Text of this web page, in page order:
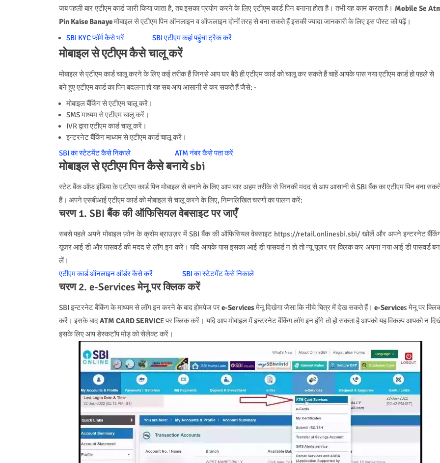
जब पहली बार एटीएम कार्ड जारी किया जाता है, तब इसका प्रयोग करने के लिए एटीएम कार्ड पिन बनाना होता है। तभी यह काम करता है।Mobile Se
Pin Kaise Banayeमोबाइल से एटीएम पिन ऑनलाइन व ऑफलाइन दोनों तरह से बना सकते हैं इसकी ज्यादा जानकारी के लिए इस पोस्ट को पढ़ें।
SBI KYC फॉर्म कैसे भरें
SBI एटीएम कहां पहुंचा ट्रैक करें
मोबाइल से एटीएम कैसे चालू करें
मोबाइल से एटीएम कार्ड चालू करने के लिए कई तरीक हैं जिनसे आप घर बैठे ही एटीएम कार्ड को चालू कर सकते हैं चाहें आपके पास नया एटीएम कार्ड हो पहले से
बने हुए एटीएम कार्ड का पिन बदलना हो यह सब आप आसानी से कर सकते हैं जैसे: -
मोबाइल बैंकिंग से एटीएम चालू करें।
SMS माध्यम से एटीएम चालू करें।
IVR द्वारा एटीएम कार्ड चालू करें।
इन्टरनेट बैंकिंग माध्यम से एटीएम कार्ड चालू करें।
SBI का स्टेटमेंट कैसे निकाले
ATM नंबर कैसे पता करें
मोबाइल से एटीएम पिन कैसे बनाये sbi
स्टेट बैंक ऑफ़ इंडिया के एटीएम कार्ड पिन मोबाइल से बनाने के लिए आप चार अहम तरीके से जिनकी मदद से आप आसानी से SBI बैंक का एटीएम पिन बना
हैं। अपने एसबीआई एटीएम कार्ड को मोबाइल से चालू करने के लिए, निम्नलिखित चरणों का पालन करें:
चरण 1. SBI बैंक की ऑफिसियल वेबसाइट पर जाएँ
सबसे पहले अपने मोबाइल फ़ोन के क्रोम ब्राउज़र में SBI बैंक की ऑफिसियल वेबसाइट https://retail.onlinesbi.sbi/ खोलें और अपने इन्टरनेट
यूजर आई डी और पासवर्ड की मदद से लॉग इन करें। यदि आपके पास इसका आई डी पासवर्ड न हो तो न्यू यूजर पर क्लिक कर अपना नया आई डी पासवर्ड
लें।
एटीएम कार्ड ऑनलाइन ऑर्डर कैसे करें
SBI का स्टेटमेंट कैसे निकाले
चरण 2. e-Services मेनू पर क्लिक करें
SBI इन्टरनेट बैंकिंग के माध्यम से लॉग इन करने के बाद होमपेज परe-Servicesमेनू दिखेगा जैसा कि नीचे चित्र में देख सकते हैं। e-Services मेनू पर
करें। इसके बादATM CARD SERVICE पर क्लिक करें। यदि आप मोबाइल में इन्टरनेट बैंकिंग लॉग इन होंगे तो हो सकता है आपको यह विकल्प आपको न
इसके लिए आप डेस्कटॉप मोड़ को सेलेक्ट करें।